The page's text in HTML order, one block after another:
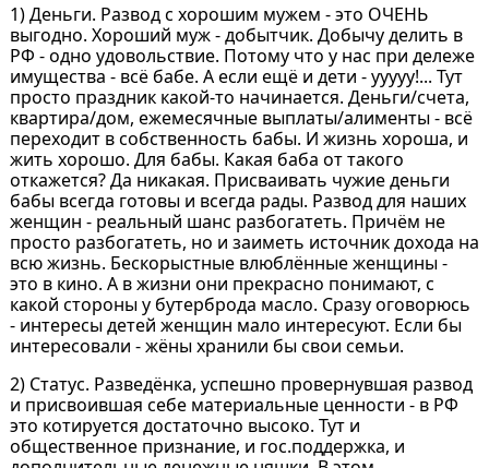
1) Деньги. Развод с хорошим мужем - это ОЧЕНЬ
выгодно. Хороший муж - добытчик. Добычу делить в
РФ - одно удовольствие. Потому что у нас при дележе
имущества - всё бабе. А если ещё и дети - ууууу!... Тут
просто праздник какой-то начинается. Деньги/счета,
квартира/дом, ежемесячные выплаты/алименты - всё
переходит в собственность бабы. И жизнь хороша, и
жить хорошо. Для бабы. Какая баба от такого
откажется? Да никакая. Присваивать чужие деньги
бабы всегда готовы и всегда рады. Развод для наших
женщин - реальный шанс разбогатеть. Причём не
просто разбогатеть, но и заиметь источник дохода на
всю жизнь. Бескорыстные влюблённые женщины -
это в кино. А в жизни они прекрасно понимают, с
какой стороны у бутерброда масло. Сразу оговорюсь
- интересы детей женщин мало интересуют. Если бы
интересовали - жёны хранили бы свои семьи.
2) Статус. Разведёнка, успешно провернувшая развод
и присвоившая себе материальные ценности - в РФ
это котируется достаточно высоко. Тут и
общественное признание, и гос.поддержка, и